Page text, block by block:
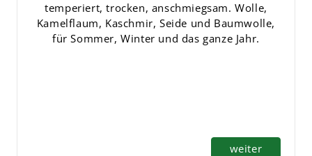
temperiert, trocken, anschmiegsam. Wolle,
Kamelflaum, Kaschmir, Seide und Baumwolle,
für Sommer, Winter und das ganze Jahr.
weiter